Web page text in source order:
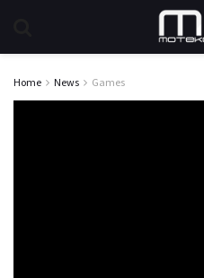
Home News Games